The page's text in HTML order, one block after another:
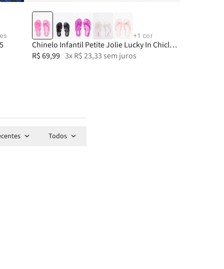
+1 cor
Chinelo Infantil Petite Jolie Lucky In Chiclete
PJ7356IN
R$69,99 3xR$23,33 sem juros
Todos